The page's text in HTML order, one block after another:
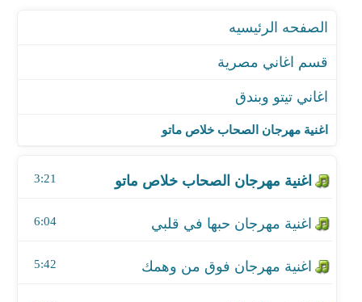
اغنية مهرجان الصحاب خلاص ماتو
اغنية مهرجان الصحاب خلاص ماتو
3:21
اغنية مهرجان حبها في قلبي
6:04
اغنية مهرجان فوق من وهمك
5:42
اغنية مهرجان انا عمرى ما استنى